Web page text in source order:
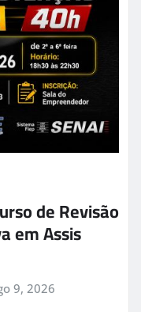
de Revisão
em Assis
9, 2026